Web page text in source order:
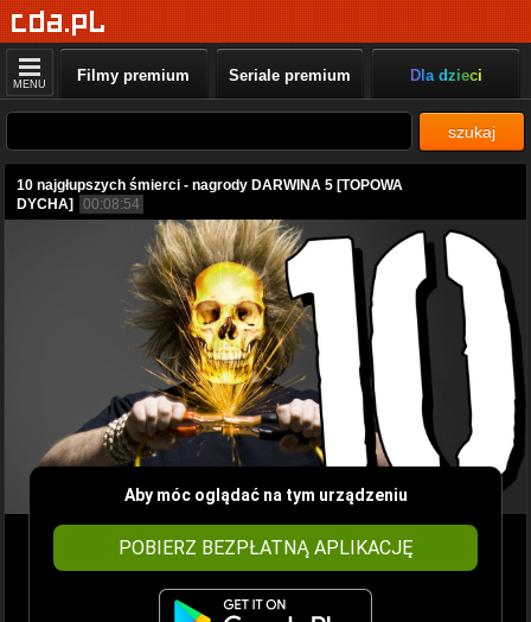
MENU Filmy premium Seriale premium Dla dzieci
szukaj
10 najgłupszych śmierci - nagrody DARWINA 5 [TOPOWA
DYCHA]
00:08:54
Aby móc oglądać na tym urządzeniu
POBIERZ BEZPŁATNĄ APLIKACJĘ